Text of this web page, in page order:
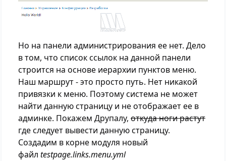
Но на панели администрирования ее нет. Дело
в том, что список ссылок на данной панели
строится на основе иерархии пунктов меню.
Наш маршрут - это просто путь. Нет никакой
привязки к меню. Поэтому система не может
найти данную страницу и не отображает ее в
админке. Покажем Друпалу, откуда ноги растут
где следует вывести данную страницу.
Создадим в корне модуля новый
файл testpage.links.menu.yml